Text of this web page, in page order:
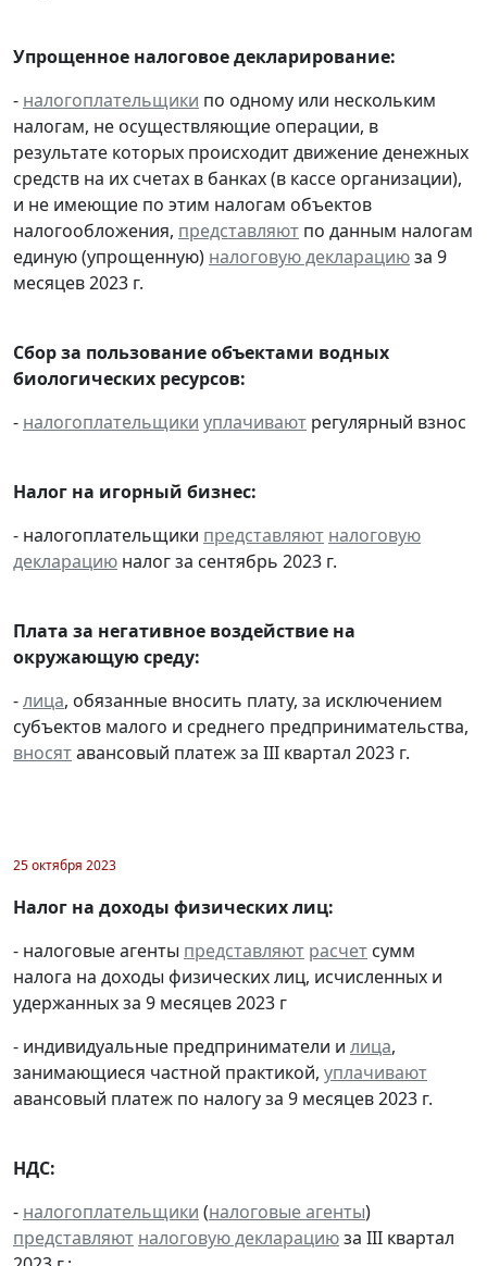
Упрощенное налоговое декларирование:
- налогоплательщики по одному или нескольким
налогам, не осуществляющие операции, в
результате которых происходит движение денежных
средств на их счетах в банках (в кассе организации),
и не имеющие по этим налогам объектов
налогообложения, представляют по данным налогам
единую (упрощенную) налоговую декларациюза 9
месяцев 2023 г.
Сбор за пользование объектами водных
биологических ресурсов:
- налогоплательщики уплачивают регулярный взнос
Налог на игорный бизнес:
- налогоплательщики представляют налоговую
декларацию налог за сентябрь 2023 г.
Плата за негативное воздействие на
окружающую среду:
-лица, обязанные вносить плату, за исключением
субъектов малого и среднего предпринимательства,
вносятавансовый платеж за III квартал 2023 г.
25 октября 2023
Налог на доходы физических лиц:
- налоговые агенты представляют расчет сумм
налога на доходы физических лиц, исчисленных и
удержанных за 9 месяцев 2023 г
- индивидуальные предприниматели и лица,
занимающиеся частной практикой, уплачивают
авансовый платеж по налогу за 9 месяцев 2023 г.
НДС:
- налогоплательщики (налоговые агенты)
представляют налоговую декларациюза III квартал